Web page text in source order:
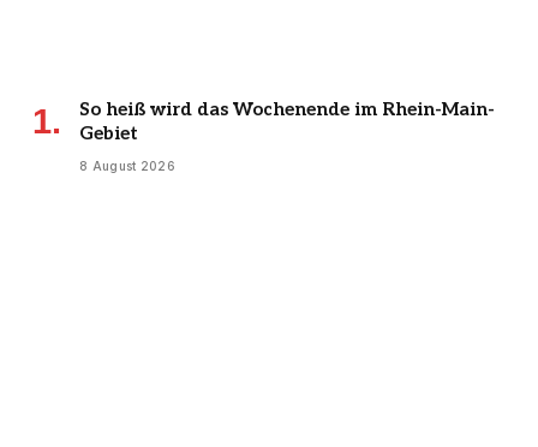
So heiß wird das Wochenende im Rhein-Main-
Gebiet
8 August 2026